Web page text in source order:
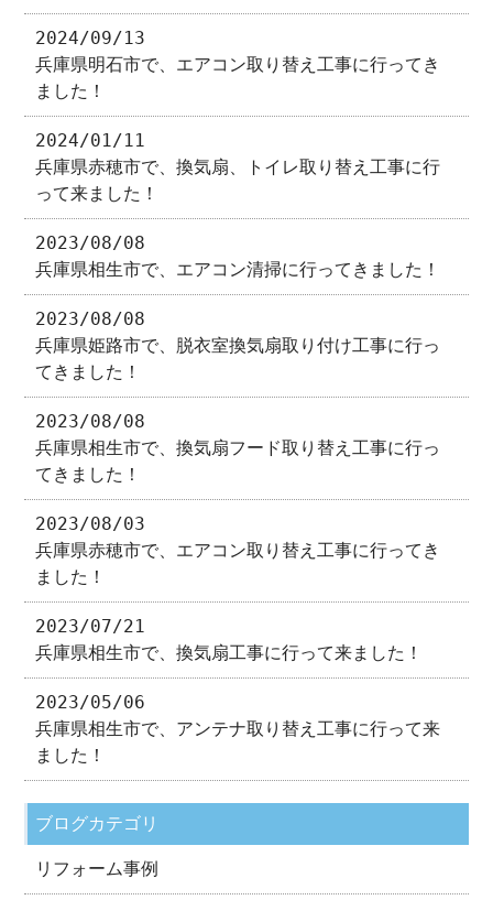
2024/09/13
兵庫県明石市で、エアコン取り替え工事に行ってき
ました！
2024/01/11
兵庫県赤穂市で、換気扇、トイレ取り替え工事に行
って来ました！
2023/08/08
兵庫県相生市で、エアコン清掃に行ってきました！
2023/08/08
兵庫県姫路市で、脱衣室換気扇取り付け工事に行っ
てきました！
2023/08/08
兵庫県相生市で、換気扇フード取り替え工事に行っ
てきました！
2023/08/03
兵庫県赤穂市で、エアコン取り替え工事に行ってき
ました！
2023/07/21
兵庫県相生市で、換気扇工事に行って来ました！
2023/05/06
兵庫県相生市で、アンテナ取り替え工事に行って来
ました！
ブログカテゴリ
リフォーム事例